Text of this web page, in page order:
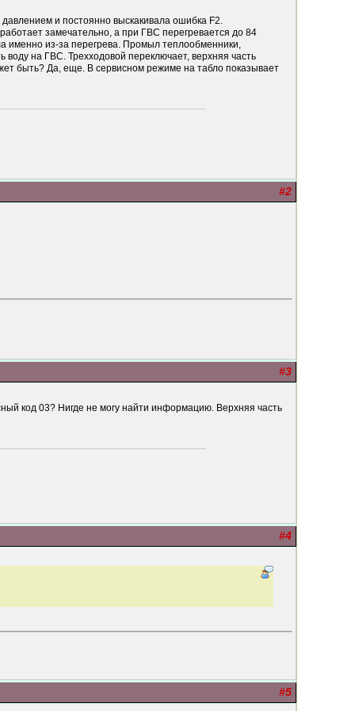
и постоянно выскакивала ошибка F2.
замечательно, а при ГВС перегревается до 84
именно из-за перегрева. Промыл теплообменники,
воду на ГВС. Трехходовой переключает, верхняя часть
быть? Да, еще. В сервисном режиме на табло показывает
#2
#3
код 03? Нигде не могу найти информацию. Верхняя часть
#4
#5